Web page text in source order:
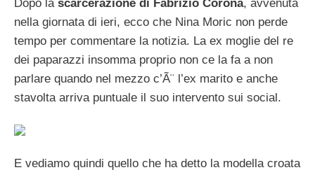
Dopo la scarcerazione di Fabrizio Corona, avvenuta
nella giornata di ieri, ecco che Nina Moric non perde
tempo per commentare la notizia. La ex moglie del re
dei paparazzi insomma proprio non ce la fa a non
parlare quando nel mezzo c’Ã¨ l’ex marito e anche
stavolta arriva puntuale il suo intervento sui social.
E vediamo quindi quello che ha detto la modella croata